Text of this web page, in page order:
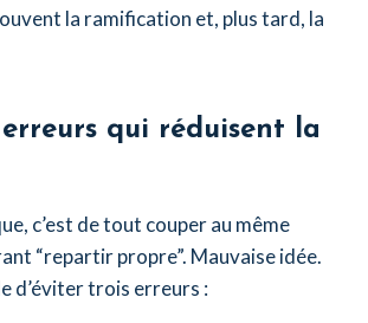
la ramification et, plus tard, la
qui réduisent la
c’est de tout couper au même
“repartir propre”. Mauvaise idée.
d’éviter trois erreurs :